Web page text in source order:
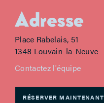
Adresse
Place Rabelais, 51
1348 Louvain-la-Neuve
Contactez l'équipe
RÉSERVER MAINTENANT